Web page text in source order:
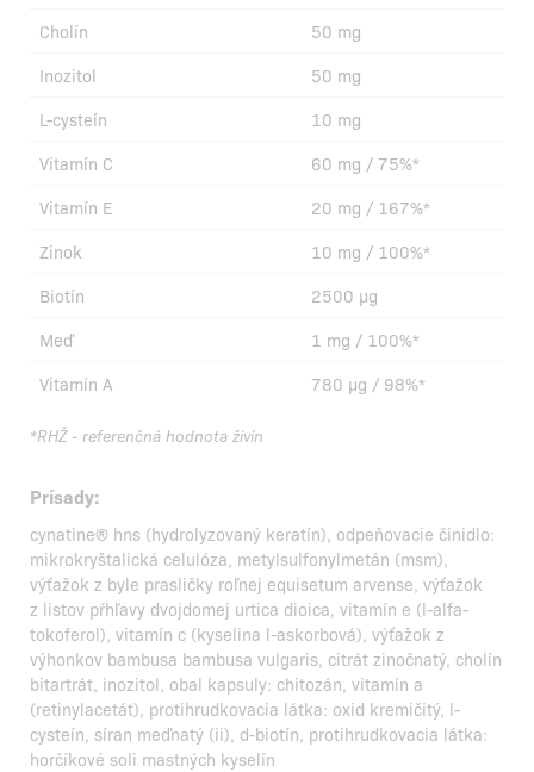
Cholín
50 mg
Inozitol
50 mg
L-cysteín
10 mg
Vitamín C
60 mg / 75%*
Vitamín E
20 mg / 167%*
Zinok
10 mg / 100%*
Biotín
2500 µg
Meď
1 mg / 100%*
Vitamín A
780 µg / 98%*
*RHŽ - referenčná hodnota živín
Prísady:
cynatine® hns (hydrolyzovaný keratín), odpeňovacie činidlo:
mikrokryštalická celulóza, metylsulfonylmetán (msm),
výťažok z byle prasličky roľnej equisetum arvense, výťažok
z listov pŕhľavy dvojdomej urtica dioica, vitamín e (l-alfa-
tokoferol), vitamín c (kyselina l-askorbová), výťažok z
výhonkov bambusa bambusa vulgaris, citrát zinočnatý, cholín
bitartrát, inozitol, obal kapsuly: chitozán, vitamín a
(retinylacetát), protihrudkovacia látka: oxid kremičitý, l-
cysteín, síran meďnatý (ii), d-biotín, protihrudkovacia látka:
horčíkové soli mastných kyselín